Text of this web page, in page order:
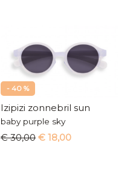
- 40 %
Izipizi zonnebril sun
baby purple sky
€ 30,00 € 18,00